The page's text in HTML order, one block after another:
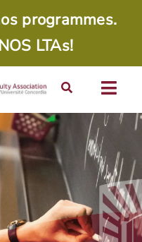
programmes.
LTAs!